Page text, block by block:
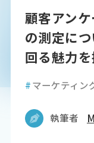
顧客アン
の測定に
回る魅力
#マーケティン
執筆者